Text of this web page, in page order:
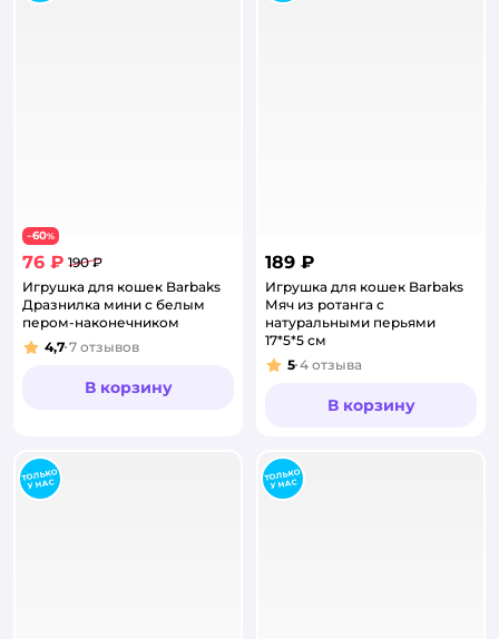
−60%
76 ₽ 190 ₽
Игрушка для кошек Barbaks
Дразнилка мини с белым
пером-наконечником
Рейтинг:
4,7 7 отзывов
В корзину
189 ₽
Игрушка для кошек Barbaks
Мяч из ротанга с
натуральными перьями
17*5*5 см
Рейтинг:
5 4 отзыва
В корзину